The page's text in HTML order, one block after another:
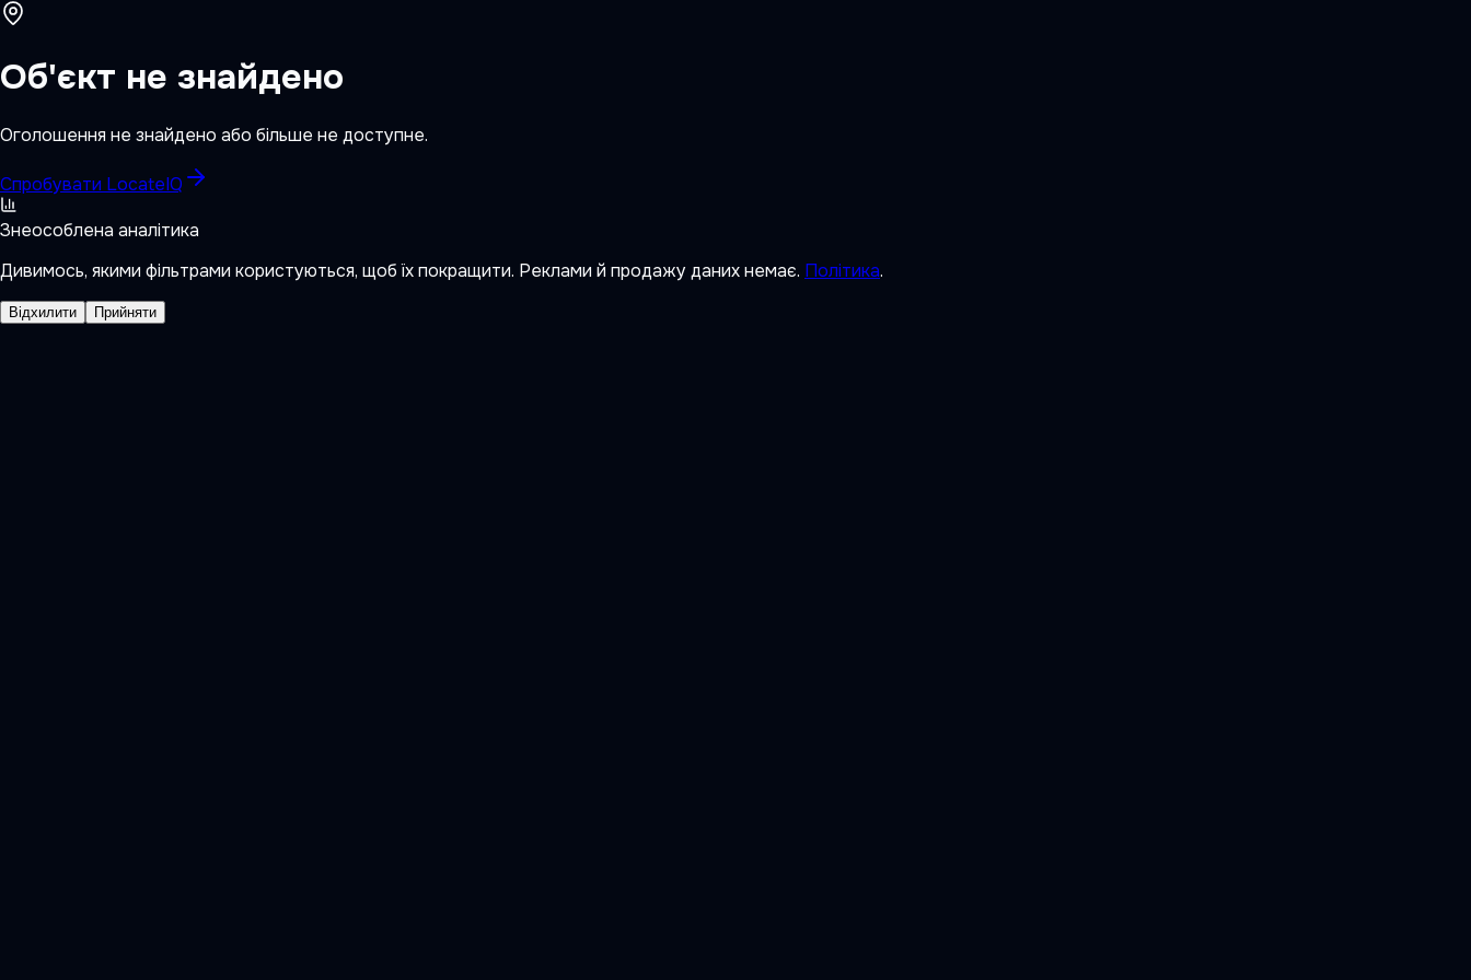
Об'єкт не знайдено
Оголошення не знайдено або більше не доступне.
Спробувати LocateIQ
Знеособлена аналітика
Дивимось, якими фільтрами користуються, щоб їх покращити. Реклами й продажу даних немає. Політика.
Відхилити Прийняти